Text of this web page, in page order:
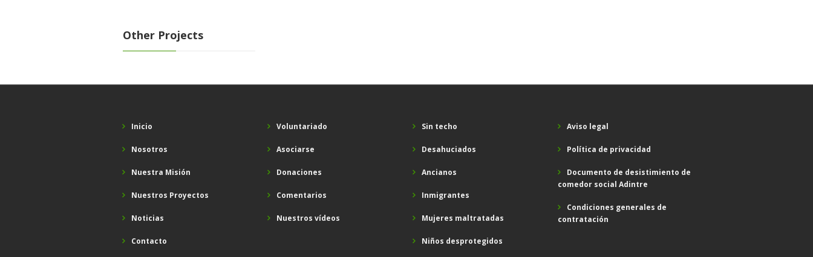
Other Projects
Inicio
Nosotros
Nuestra Misión
Nuestros Proyectos
Noticias
Contacto
Voluntariado
Asociarse
Donaciones
Comentarios
Nuestros vídeos
Sin techo
Desahuciados
Ancianos
Inmigrantes
Mujeres maltratadas
Niños desprotegidos
Aviso legal
Política de privacidad
Documento de desistimiento de
comedor social Adintre
Condiciones generales de
contratación